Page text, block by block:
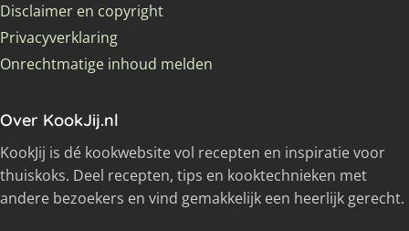
Disclaimer en copyright
Privacyverklaring
Onrechtmatige inhoud melden
Over KookJij.nl
KookJij is dé kookwebsite vol recepten en inspiratie voor
thuiskoks. Deel recepten, tips en kooktechnieken met
andere bezoekers en vind gemakkelijk een heerlijk gerecht.